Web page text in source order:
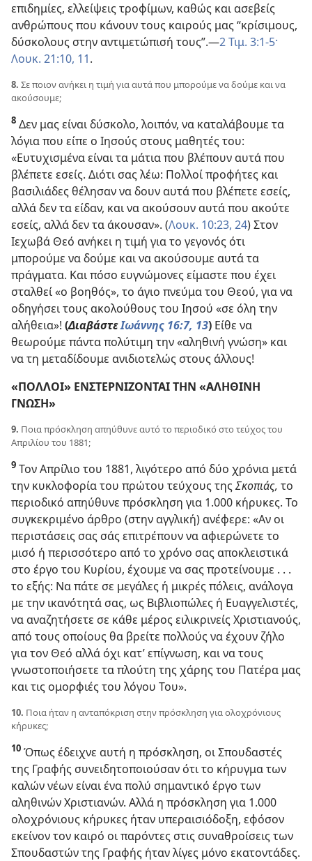
επιδημίες, ελλείψεις τροφίμων, καθώς και ασεβείς
ανθρώπους που κάνουν τους καιρούς μας “κρίσιμους,
δύσκολους στην αντιμετώπισή τους”.​—2 Τιμ. 3:1-5·
Λουκ. 21:10, 11.
8. Σε ποιον ανήκει η τιμή για αυτά που μπορούμε να δούμε και να
ακούσουμε;
8 Δεν μας είναι δύσκολο, λοιπόν, να καταλάβουμε τα
λόγια που είπε ο Ιησούς στους μαθητές του:
«Ευτυχισμένα είναι τα μάτια που βλέπουν αυτά που
βλέπετε εσείς. Διότι σας λέω: Πολλοί προφήτες και
βασιλιάδες θέλησαν να δουν αυτά που βλέπετε εσείς,
αλλά δεν τα είδαν, και να ακούσουν αυτά που ακούτε
εσείς, αλλά δεν τα άκουσαν». (Λουκ. 10:23, 24) Στον
Ιεχωβά Θεό ανήκει η τιμή για το γεγονός ότι
μπορούμε να δούμε και να ακούσουμε αυτά τα
πράγματα. Και πόσο ευγνώμονες είμαστε που έχει
σταλθεί «ο βοηθός», το άγιο πνεύμα του Θεού, για να
οδηγήσει τους ακολούθους του Ιησού «σε όλη την
αλήθεια»! (ΔιαβάστεΙωάννης 16:7, 13) Είθε να
θεωρούμε πάντα πολύτιμη την «αληθινή γνώση» και
να τη μεταδίδουμε ανιδιοτελώς στους άλλους!
«ΠΟΛΛΟΙ» ΕΝΣΤΕΡΝΙΖΟΝΤΑΙ ΤΗΝ «ΑΛΗΘΙΝΗ
ΓΝΩΣΗ»
9. Ποια πρόσκληση απηύθυνε αυτό το περιοδικό στο τεύχος του
Απριλίου του 1881;
9 Τον Απρίλιο του 1881, λιγότερο από δύο χρόνια μετά
την κυκλοφορία του πρώτου τεύχους της Σκοπιάς, το
περιοδικό απηύθυνε πρόσκληση για 1.000 κήρυκες. Το
συγκεκριμένο άρθρο (στην αγγλική) ανέφερε: «Αν οι
περιστάσεις σας σάς επιτρέπουν να αφιερώνετε το
μισό ή περισσότερο από το χρόνο σας αποκλειστικά
στο έργο του Κυρίου, έχουμε να σας προτείνουμε . . .
το εξής: Να πάτε σε μεγάλες ή μικρές πόλεις, ανάλογα
με την ικανότητά σας, ως Βιβλιοπώλες ή Ευαγγελιστές,
να αναζητήσετε σε κάθε μέρος ειλικρινείς Χριστιανούς,
από τους οποίους θα βρείτε πολλούς να έχουν ζήλο
για τον Θεό αλλά όχι κατ’ επίγνωση, και να τους
γνωστοποιήσετε τα πλούτη της χάρης του Πατέρα μας
και τις ομορφιές του λόγου Του».
10. Ποια ήταν η ανταπόκριση στην πρόσκληση για ολοχρόνιους
κήρυκες;
10 Όπως έδειχνε αυτή η πρόσκληση, οι Σπουδαστές
της Γραφής συνειδητοποιούσαν ότι το κήρυγμα των
καλών νέων είναι ένα πολύ σημαντικό έργο των
αληθινών Χριστιανών. Αλλά η πρόσκληση για 1.000
ολοχρόνιους κήρυκες ήταν υπεραισιόδοξη, εφόσον
εκείνον τον καιρό οι παρόντες στις συναθροίσεις των
Σπουδαστών της Γραφής ήταν λίγες μόνο εκατοντάδες.